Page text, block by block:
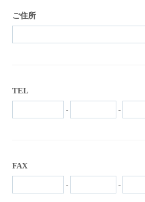
ご住所
TEL
- -
FAX
- -